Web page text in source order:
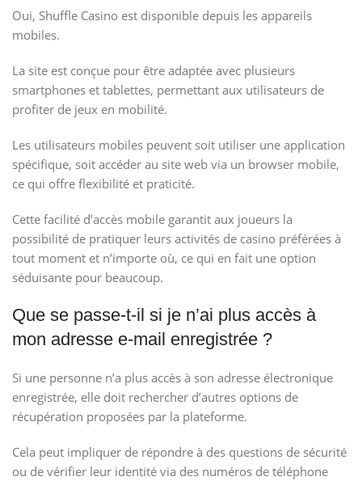
Oui, Shuffle Casino est disponible depuis les appareils
mobiles.
La site est conçue pour être adaptée avec plusieurs
smartphones et tablettes, permettant aux utilisateurs de
profiter de jeux en mobilité.
Les utilisateurs mobiles peuvent soit utiliser une application
spécifique, soit accéder au site web via un browser mobile,
ce qui offre flexibilité et praticité.
Cette facilité d’accès mobile garantit aux joueurs la
possibilité de pratiquer leurs activités de casino préférées à
tout moment et n’importe où, ce qui en fait une option
séduisante pour beaucoup.
Que se passe-t-il si je n’ai plus accès à
mon adresse e-mail enregistrée ?
Si une personne n’a plus accès à son adresse électronique
enregistrée, elle doit rechercher d’autres options de
récupération proposées par la plateforme.
Cela peut impliquer de répondre à des questions de sécurité
ou de vérifier leur identité via des numéros de téléphone